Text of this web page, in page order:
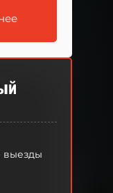
выезды
выезды